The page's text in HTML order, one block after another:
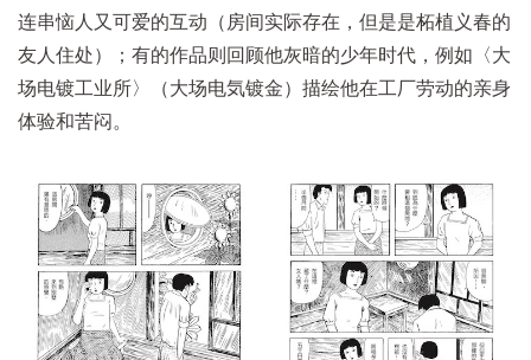
连串恼人又可爱的互动（房间实际存在，但是是柘植义春的
友人住处）；有的作品则回顾他灰暗的少年时代，例如〈大
场电镀工业所〉（大场电気镀金）描绘他在工厂劳动的亲身
体验和苦闷。